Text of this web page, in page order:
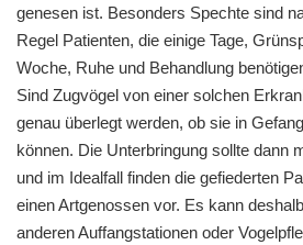
genesen ist. Besonders Spechte sind
Regel Patienten, die einige Tage,
Woche, Ruhe und Behandlung
Sind Zugvögel von einer solchen
genau überlegt werden, ob sie in
können. Die Unterbringung sollte dann
und im Idealfall finden die gefiederten
einen Artgenossen vor. Es kann
anderen Auffangstationen oder